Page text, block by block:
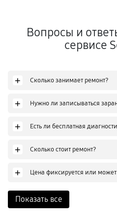
Вопросы и
сервисе
+ Сколько занимает ремонт?
+ Нужно ли записываться
+ Есть ли бесплатная
+ Сколько стоит ремонт?
+ Цена фиксируется или
Показать все